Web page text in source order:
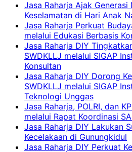
Jasa Raharja Ajak
Keselamatan di Hari Anak
Jasa Raharja Perkuat
melalui Edukasi Berbasis
Jasa Raharja DIY
SWDKLLJ melalui SIGAP
Konsultan
Jasa Raharja DIY Dorong
SWDKLLJ melalui SIGAP
Teknologi Unggas
Jasa Raharja, POLRI, dan
melalui Rapat Koordinasi
Jasa Raharja DIY Lakukan
Kecelakaan di Gunungkidul
Jasa Raharja DIY Perkuat